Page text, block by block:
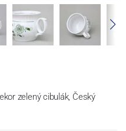
zelený cibulák, Český